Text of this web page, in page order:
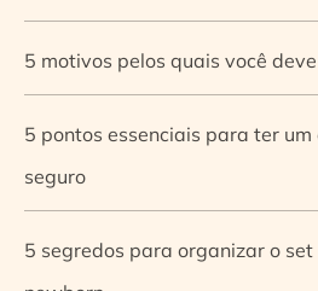
5 motivos pelos quais você
5 pontos essenciais para ter
seguro
5 segredos para organizar o